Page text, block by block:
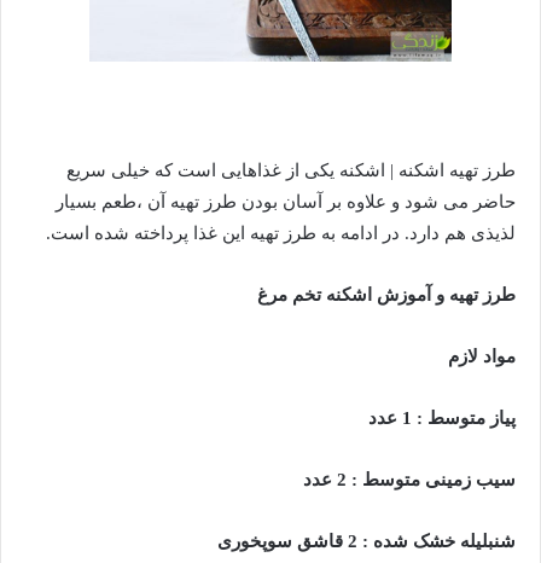
طرز تهیه اشکنه | اشکنه یکی از غذاهایی است که خیلی سریع
حاضر می شود و علاوه بر آسان بودن طرز تهیه آن ،طعم بسیار
لذیذی هم دارد. در ادامه به طرز تهیه این غذا پرداخته شده است.
طرز تهیه و آموزش اشکنه تخم مرغ
مواد لازم
پیاز متوسط : 1 عدد
سیب زمینی متوسط : 2 عدد
شنبلیله خشک شده : 2 قاشق سوپخوری